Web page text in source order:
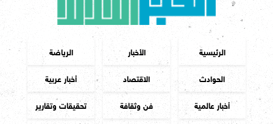
الرئيسية الأخبار
الرياضة
الحوادث
الاقتصاد
أخبار عربية
أخبار عالمية
فن وثقافة تحقيقات وتقارير